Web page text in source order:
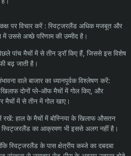
पर विचार करें : स्विट्जरलैंड अधिक मजबूत और
उससे अच्छे परिणाम की उम्मीद है।
पांच मैचों में से तीन ड्रॉ किए हैं, जिससे इस विशेष
बढ़ जाती है।
वाले बाजार का ध्यानपूर्वक विश्लेषण करें:
दोनों प्ले-ऑफ मैचों में गोल किए, और
मैचों में से तीन में गोल खाए।
रखें: हाल के मैचों में बोस्निया के खिलाफ औसतन
का आक्रमण भी इससे अलग नहीं है।
स्विट्जरलैंड के पास क्षेत्रीय कब्जे का दबदबा